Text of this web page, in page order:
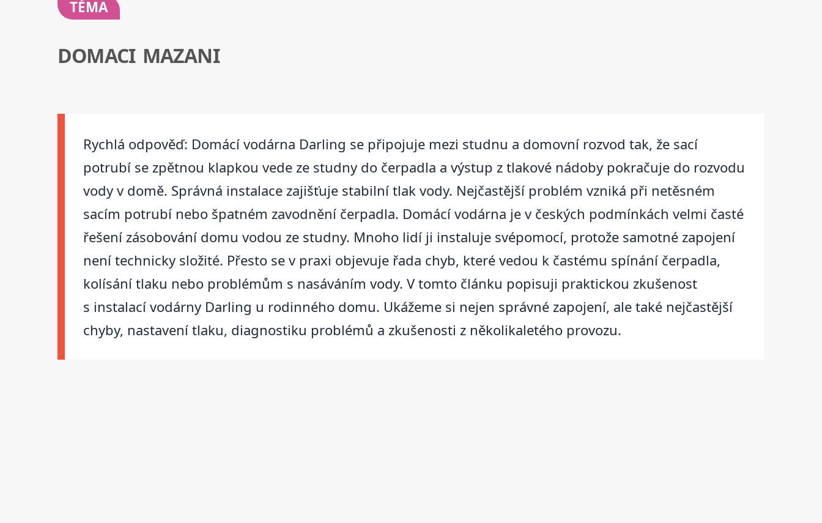
TÉMA
DOMACI MAZANI
Rychlá odpověď: Domácí vodárna Darling se připojuje mezi studnu a domovní rozvod tak, že sací
potrubí se zpětnou klapkou vede ze studny do čerpadla a výstup z tlakové nádoby pokračuje do rozvodu
vody v domě. Správná instalace zajišťuje stabilní tlak vody. Nejčastější problém vzniká při netěsném
sacím potrubí nebo špatném zavodnění čerpadla. Domácí vodárna je v českých podmínkách velmi časté
řešení zásobování domu vodou ze studny. Mnoho lidí ji instaluje svépomocí, protože samotné zapojení
není technicky složité. Přesto se v praxi objevuje řada chyb, které vedou k častému spínání čerpadla,
kolísání tlaku nebo problémům s nasáváním vody. V tomto článku popisuji praktickou zkušenost
s instalací vodárny Darling u rodinného domu. Ukážeme si nejen správné zapojení, ale také nejčastější
chyby, nastavení tlaku, diagnostiku problémů a zkušenosti z několikaletého provozu.